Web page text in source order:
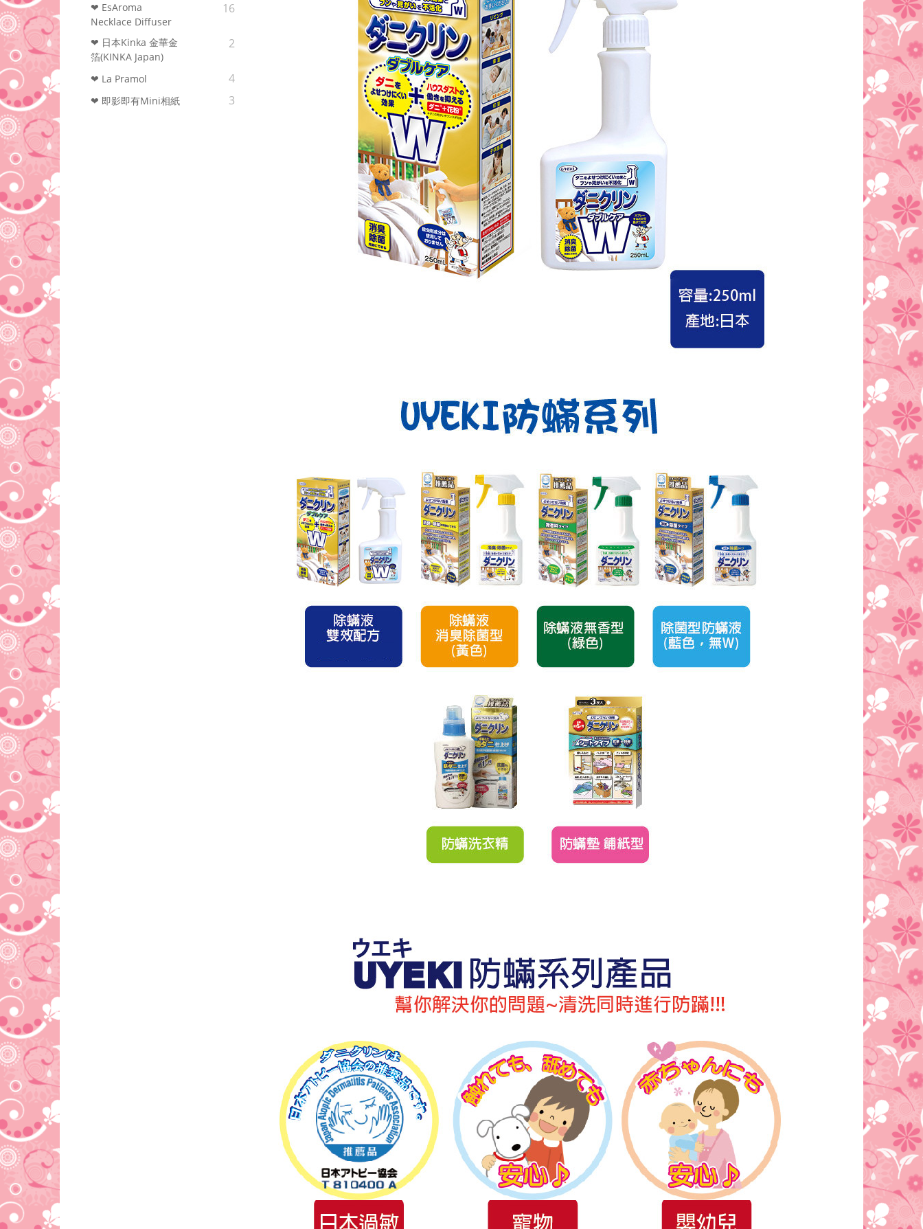
❤ EsAroma
Necklace Diffuser
16
❤ 日本Kinka 金華金
箔(KINKA Japan)
2
❤ La Pramol 4
❤ 即影即有Mini相紙 3